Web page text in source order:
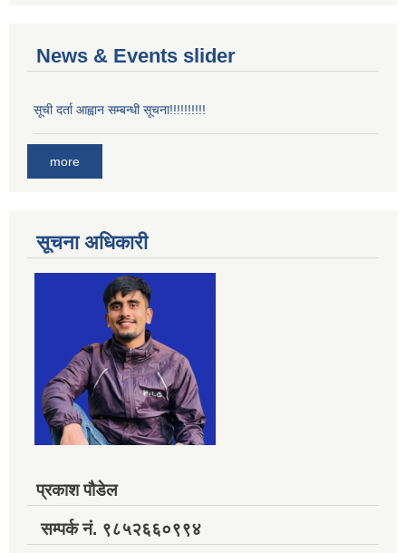
News & Events slider
सूची दर्ता आह्वान सम्बन्धी सूचना!!!!!!!!!!
more
सूचना अधिकारी
प्रकाश पौडेल
सम्पर्क नं. ९८५२६६०९९४